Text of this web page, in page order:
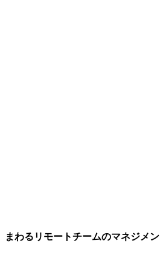
まわるリモートチームのマネジメ